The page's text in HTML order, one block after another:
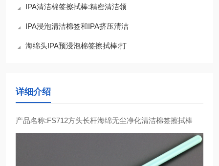
IPA清洁棉签擦拭棒:精密清洁领
IPA浸泡清洁棉签和IPA挤压清洁
海绵头IPA预浸泡棉签擦拭棒:打
详细介绍
产品名称:FS712方头长杆海绵无尘净化清洁棉签擦拭棒